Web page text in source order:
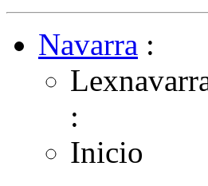
Navarra :
:
Inicio